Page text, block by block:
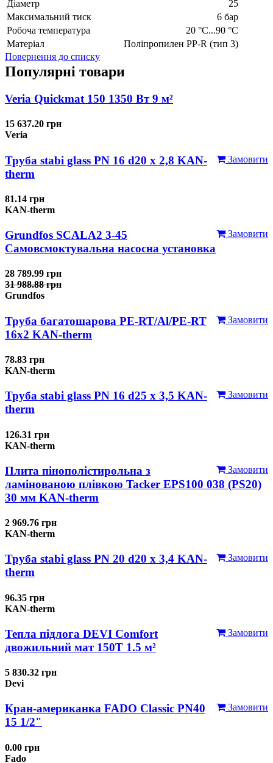
Діаметр
25
Максимальний тиск
6 бар
Робоча температура
20 °C...90 °C
Матеріал
Поліпропилен PP-R (тип 3)
Повернення до списку
Популярні товари
Veria Quickmat 150 1350 Вт 9 м²
15 637.20 грн
Veria
Замовити
Труба stabi glass PN 16 d20 х 2,8 KAN-
therm
81.14 грн
KAN-therm
Замовити
Grundfos SCALA2 3-45
Самовсмоктувальна насосна установка
28 789.99 грн
31 988.88 грн
Grundfos
Замовити
Труба багатошарова PE-RT/Al/PE-RT
16x2 KAN-therm
78.83 грн
KAN-therm
Замовити
Труба stabi glass PN 16 d25 х 3,5 KAN-
therm
126.31 грн
KAN-therm
Замовити
Плита пінополістирольна з
ламінованою плівкою Tacker EPS100 038 (PS20)
30 мм KAN-therm
2 969.76 грн
KAN-therm
Замовити
Труба stabi glass PN 20 d20 х 3,4 KAN-
therm
96.35 грн
KAN-therm
Замовити
Тепла підлога DEVI Comfort
двожильний мат 150T 1.5 м²
5 830.32 грн
Devi
Замовити
Кран-американка FADO Classic PN40
15 1/2"
0.00 грн
Fado